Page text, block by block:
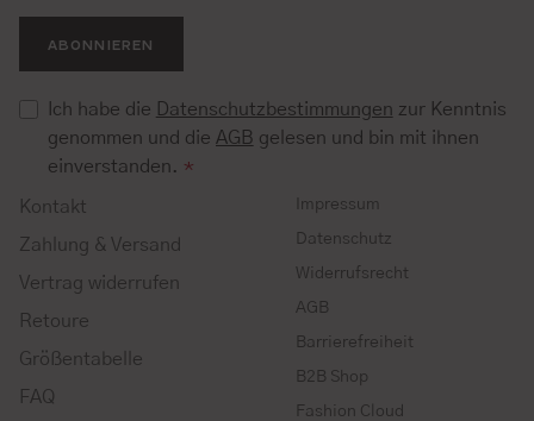
ABONNIEREN
Ich habe die Datenschutzbestimmungen zur Kenntnis
genommen und die AGB gelesen und bin mit ihnen
einverstanden. *
Kontakt
Zahlung & Versand
Vertrag widerrufen
Retoure
Größentabelle
FAQ
Impressum
Datenschutz
Widerrufsrecht
AGB
Barrierefreiheit
B2B Shop
Fashion Cloud